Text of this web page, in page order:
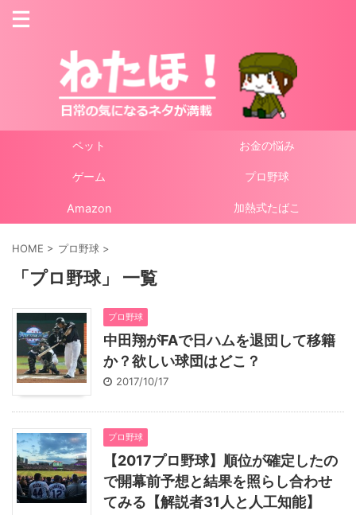
ペット お金の悩み
ゲーム プロ野球
Amazon 加熱式たばこ
HOME > プロ野球 >
「プロ野球」 一覧
プロ野球
中田翔がFAで日ハムを退団して移籍
か？欲しい球団はどこ？
2017/10/17
プロ野球
【2017プロ野球】順位が確定したの
で開幕前予想と結果を照らし合わせ
てみる【解説者31人と人工知能】